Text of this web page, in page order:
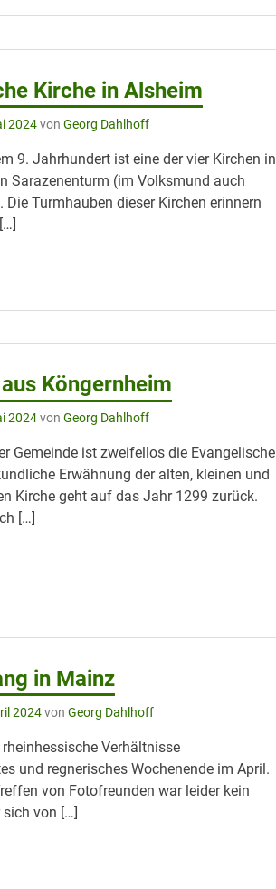
Kirche in Alsheim
2024vonGeorg Dahlhoff
9. Jahrhundert ist eine der vier Kirchen in
Sarazenenturm (im Volksmund auch
Turmhauben dieser Kirchen erinnern
Köngernheim
2024vonGeorg Dahlhoff
Gemeinde ist zweifellos die Evangelische
Erwähnung der alten, kleinen und
Kirche geht auf das Jahr 1299 zurück.
[…]
in Mainz
2024vonGeorg Dahlhoff
Verhältnisse
und regnerisches Wochenende im April.
von Fotofreunden war leider kein
von […]